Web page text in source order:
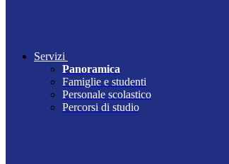
Servizi
Panoramica
Famiglie e studenti
Personale scolastico
Percorsi di studio